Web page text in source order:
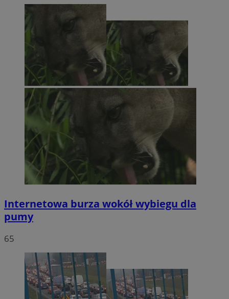
Internetowa burza wokół wybiegu dla
pumy
65